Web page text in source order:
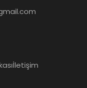
İletişim